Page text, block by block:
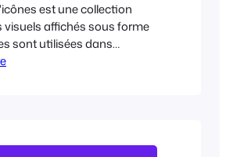
est une collection
visuels affichés sous forme
sont utilisées dans
pour améliorer
les points clés, les